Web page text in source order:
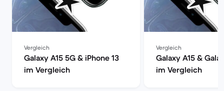
Vergleich
Galaxy A15 5G & iPhone 13
im Vergleich
Vergleich
Galaxy A15 &
im Vergleich